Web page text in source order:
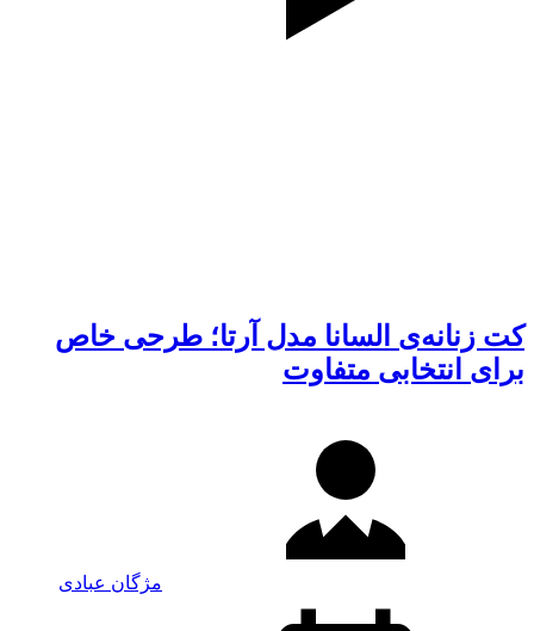
کت زنانه‌ی السانا مدل آرتا؛ طرحی خاص
برای انتخابی متفاوت
مژگان عبادی